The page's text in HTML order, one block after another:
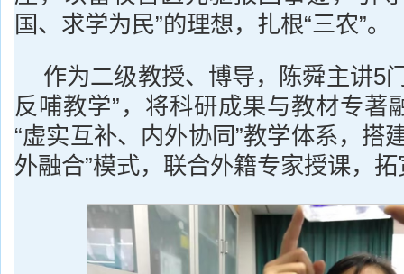
国、求学为民”的理想，扎根“三农”。
作为二级教授、博导，陈舜主讲5
反哺教学”，将科研成果与教材专著
“虚实互补、内外协同”教学体系，搭
外融合”模式，联合外籍专家授课，